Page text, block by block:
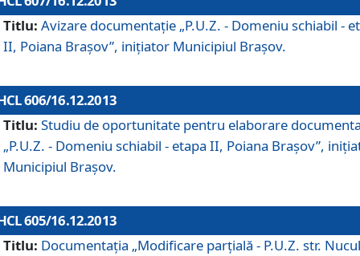
Titlu: Avizare documentaţie „P.U.Z. - Domeniu schiabil -
II, Poiana Braşov”, iniţiator Municipiul Braşov.
606/16.12.2013
Titlu: Studiu de oportunitate pentru elaborare
„P.U.Z. - Domeniu schiabil - etapa II, Poiana Braşov”,
Municipiul Braşov.
605/16.12.2013
Titlu: Documentaţia „Modificare parţială - P.U.Z. str.